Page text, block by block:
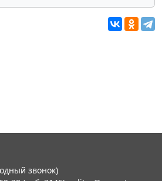
звонок)